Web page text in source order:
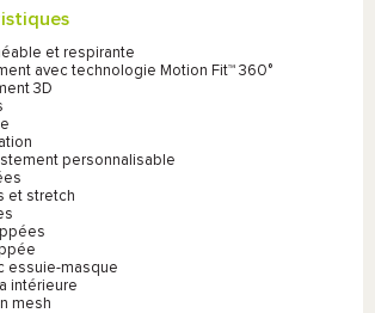
et respirante
avec technologie Motion Fit™ 360°
3D
personnalisable
et stretch
essuie-masque
intérieure
mesh